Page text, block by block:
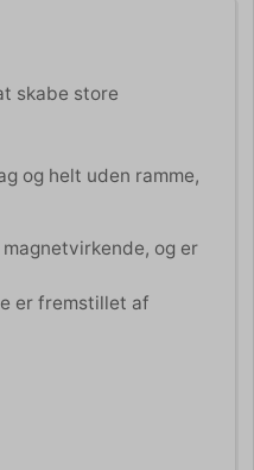
skabe store
og helt uden ramme,
og er
er fremstillet af